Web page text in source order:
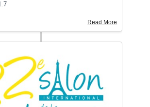
Read More